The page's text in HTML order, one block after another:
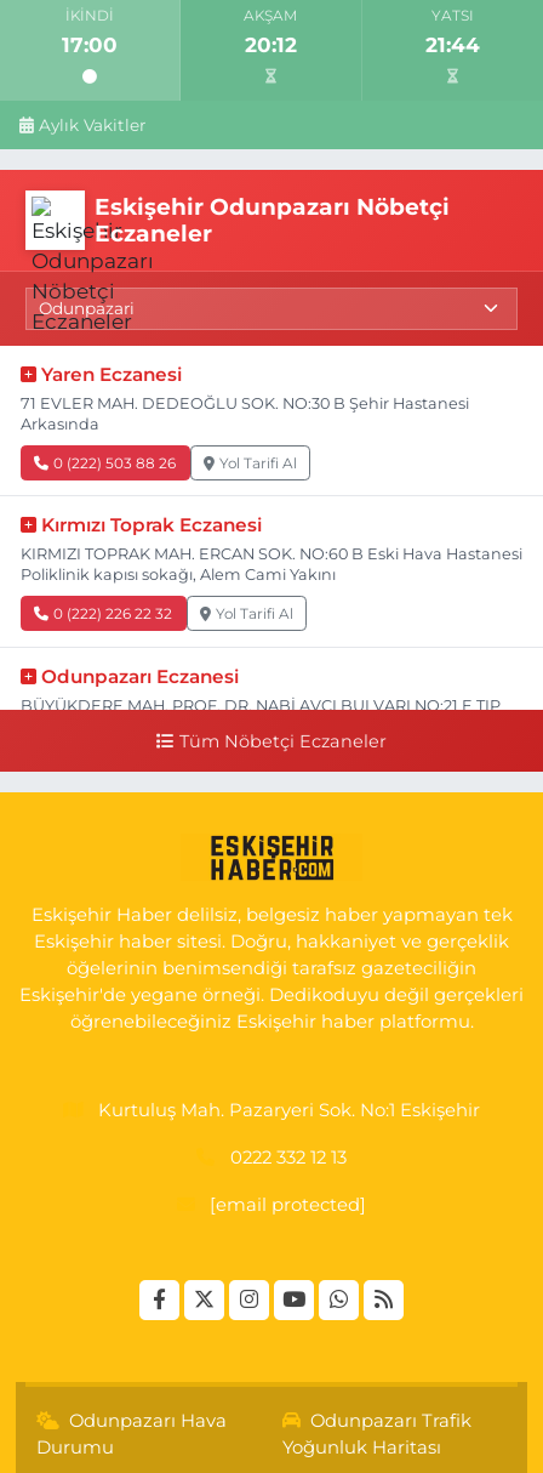
İKINDI
17:00
AKŞAM
20:12
YATSI
21:44
Aylık Vakitler
Eskişehir Odunpazarı Nöbetçi
Eczaneler
Yaren Eczanesi
71 EVLER MAH. DEDEOĞLU SOK. NO:30 B Şehir Hastanesi
Arkasında
0 (222) 503 88 26 Yol Tarifi Al
Kırmızı Toprak Eczanesi
KIRMIZI TOPRAK MAH. ERCAN SOK. NO:60 B Eski Hava Hastanesi
Poliklinik kapısı sokağı, Alem Cami Yakını
0 (222) 226 22 32 Yol Tarifi Al
Odunpazarı Eczanesi
BÜYÜKDERE MAH. PROF. DR. NABİ AVCI BULVARI NO:21 E TIP
YENİDOĞAN MH.ŞEHİT SERKAN ÖZAYDIN CD.8 B ESKİ DEVLET
0 (222) 237 75 17 Yol Tarifi Al
Tüm Nöbetçi Eczaneler
Eskişehir Haber delilsiz, belgesiz haber yapmayan tek
Eskişehir haber sitesi. Doğru, hakkaniyet ve gerçeklik
öğelerinin benimsendiği tarafsız gazeteciliğin
Eskişehir'de yegane örneği. Dedikoduyu değil gerçekleri
öğrenebileceğiniz Eskişehir haber platformu.
Kurtuluş Mah. Pazaryeri Sok. No:1 Eskişehir
0222 332 12 13
[email protected]
Odunpazarı Hava
Durumu
Odunpazarı Trafik
Yoğunluk Haritası